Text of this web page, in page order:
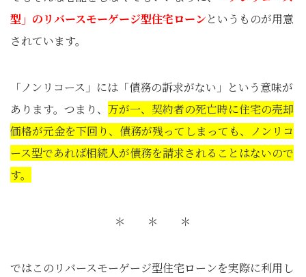
型」のリバースモーゲージ型住宅ローンというものが用意
されています。
「ノンリコース」には「債務の訴求がない」という意味が
あります。つまり、 万が一、契約者の死亡時に住宅の売却
価格が元金を下回り、債務が残ってしまっても、ノンリコ
ース型であれば相続人が債務を請求されることはないので
す。
＊ ＊ ＊
ではこのリバースモーゲージ型住宅ローンを実際に利用し